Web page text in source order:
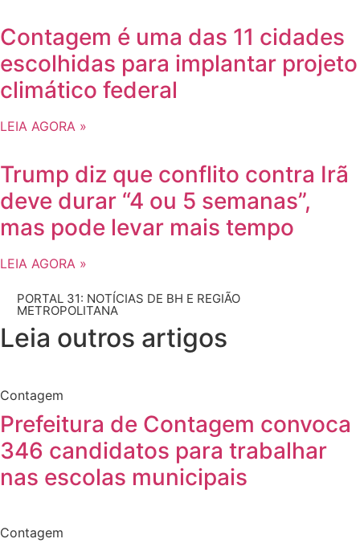
Contagem é uma das 11 cidades
escolhidas para implantar projeto
climático federal
LEIA AGORA »
Trump diz que conflito contra Irã
deve durar “4 ou 5 semanas”,
mas pode levar mais tempo
LEIA AGORA »
PORTAL 31: NOTÍCIAS DE BH E REGIÃO
METROPOLITANA
Leia outros artigos
Contagem
Prefeitura de Contagem convoca
346 candidatos para trabalhar
nas escolas municipais
Contagem